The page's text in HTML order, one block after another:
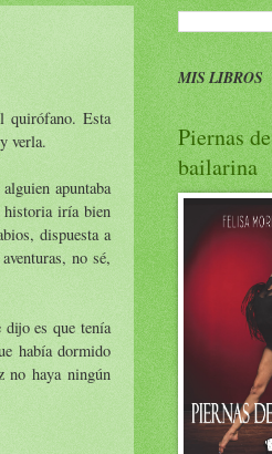
quirófano. Esta
verla.
apuntaba
historia iría bien
dispuesta a
no sé,
es que tenía
había dormido
no haya ningún
MIS LIBROS
Piernas de
bailarina